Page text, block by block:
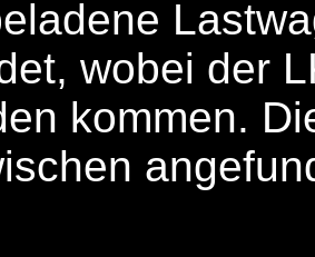
wobei der
kommen.